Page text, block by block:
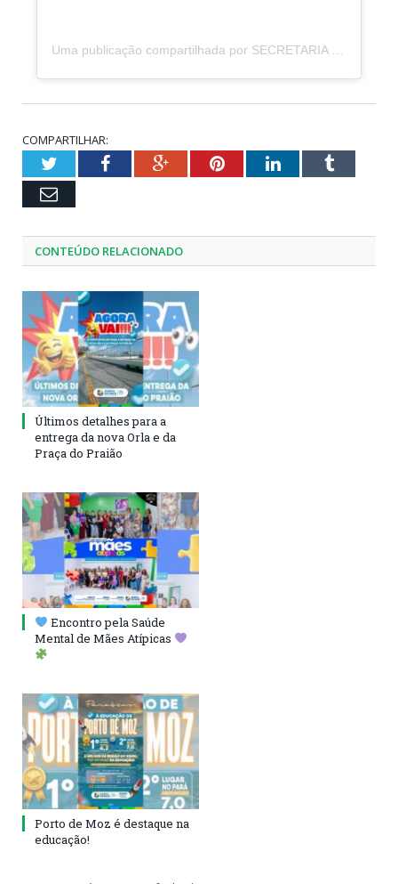
COMPARTILHAR:
TwitterFacebookGoogle+PinterestLinkedInTumblr
Email
CONTEÚDO RELACIONADO
Últimos detalhes para a
entrega da nova Orla e da
Praça do Praião
Encontro pela Saúde
Mental de Mães Atípicas
Porto de Moz é destaque na
educação!